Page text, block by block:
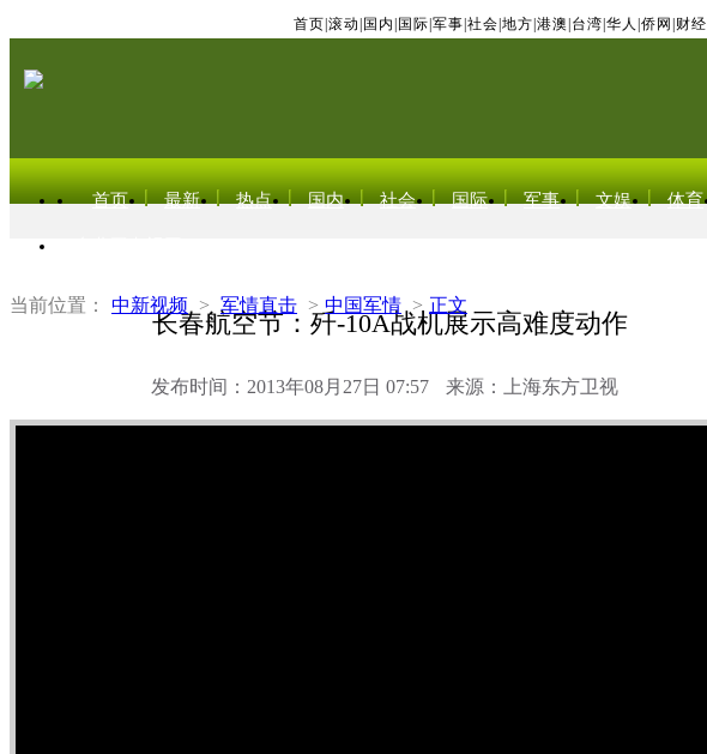
首页 滚动 国内 国际 军事 社会 地方 港澳 台湾 华人 侨网 财经
首页 最新 热点 国内 社会 国际 军事 文娱 体育
当前位置： 中新视频 > 军情直击 > 中国军情 > 正文
长春航空节：歼-10A战机展示高难度动作
发布时间：2013年08月27日 07:57 来源：上海东方卫视